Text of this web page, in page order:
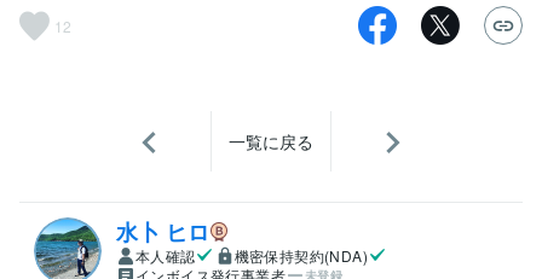
12
一覧に戻る
水卜 ヒロ
本人確認
機密保持契約(NDA)
インボイス発行事業者
未登録